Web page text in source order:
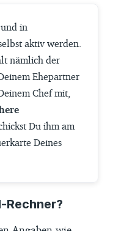
in
aktiv werden.
nämlich der
Ehepartner
Chef mit,
Du ihm am
Deines
Rechner?